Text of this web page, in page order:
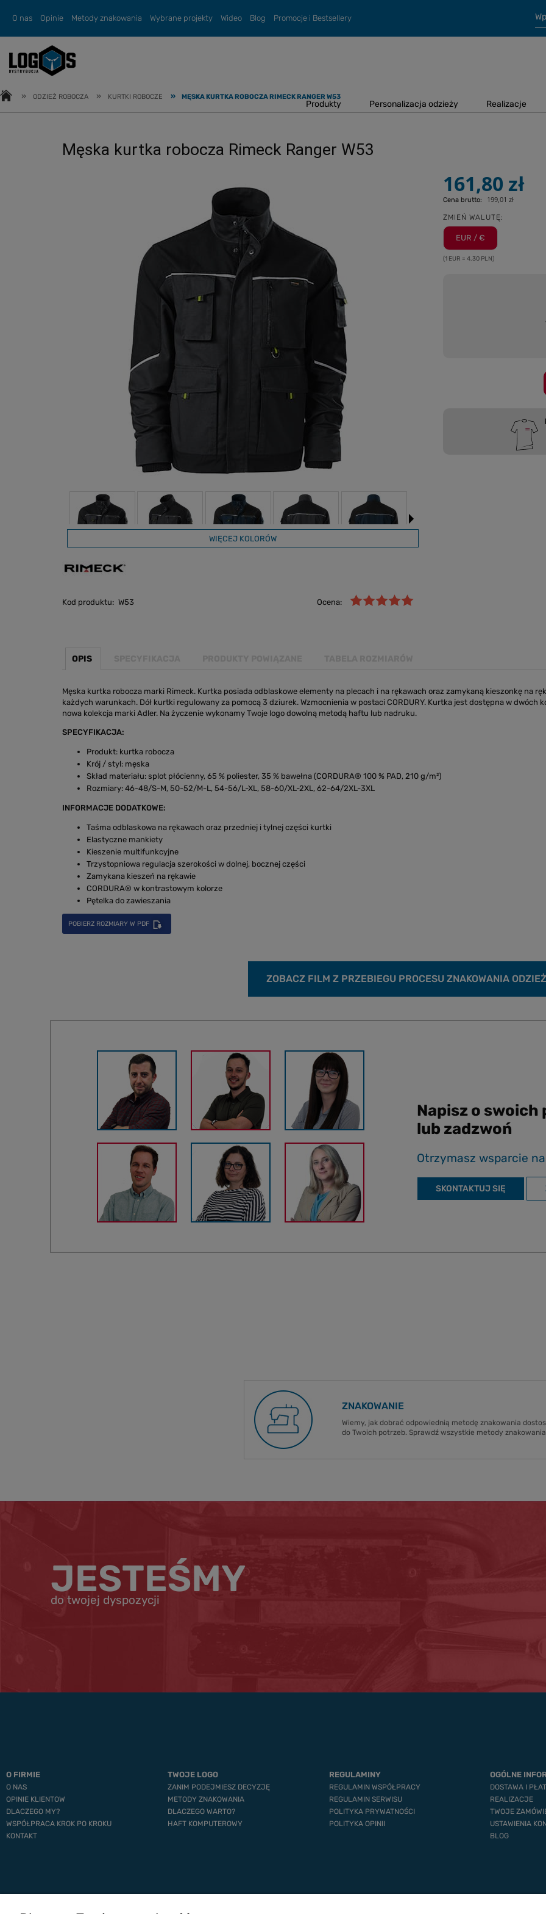
O nas Opinie Metody znakowania Wybrane projekty Wideo Blog Promocje i Bestsellery
Produkty Personalizacja odzieży Realizacje
» ODZIEŻ ROBOCZA » KURTKI ROBOCZE » MĘSKA KURTKA ROBOCZA RIMECK RANGER W53
Męska kurtka robocza Rimeck Ranger W53
WIĘCEJ KOLORÓW
Kod produktu: W53 Ocena:
161,80 zł
Cena brutto: 199,01 zł
ZMIEŃ WALUTĘ:
EUR / €
(1 EUR = 4.30 PLN)
OPIS
Męska kurtka robocza marki Rimeck. Kurtka posiada odblaskowe elementy na plecach i na rękawach oraz zamykaną kieszonkę na
każdych warunkach. Dół kurtki regulowany za pomocą 3 dziurek. Wzmocnienia w postaci CORDURY. Kurtka jest dostępna w
nowa kolekcja marki Adler. Na życzenie wykonamy Twoje logo dowolną metodą haftu lub nadruku.
SPECYFIKACJA:
Produkt: kurtka robocza
Krój / styl: męska
Skład materiału: splot płócienny, 65 % poliester, 35 % bawełna (CORDURA® 100 % PAD, 210 g/m²)
Rozmiary: 46-48/S-M, 50-52/M-L, 54-56/L-XL, 58-60/XL-2XL, 62-64/2XL-3XL
INFORMACJE DODATKOWE:
Taśma odblaskowa na rękawach oraz przedniej i tylnej części kurtki
Elastyczne mankiety
Kieszenie multifunkcyjne
Trzystopniowa regulacja szerokości w dolnej, bocznej części
Zamykana kieszeń na rękawie
CORDURA® w kontrastowym kolorze
Pętelka do zawieszania
POBIERZ ROZMIARY W PDF
ZOBACZ FILM Z PRZEBIEGU PROCESU ZNAKOWANIA
Napisz o
lub zadzwoń
Otrzymasz wsparcie
SKONTAKTUJ SIĘ
ZNAKOWANIE
Wiemy, jak dobrać odpowiednią metodę znakowania
do Twoich potrzeb. Sprawdź wszystkie metody
JESTEŚMY
do twojej dyspozycji
O FIRMIE
O NAS
OPINIE KLIENTOW
DLACZEGO MY?
WSPÓŁPRACA KROK PO KROKU
KONTAKT
TWOJE LOGO
ZANIM PODEJMIESZ DECYZJĘ
METODY ZNAKOWANIA
DLACZEGO WARTO?
HAFT KOMPUTEROWY
REGULAMINY
REGULAMIN WSPÓŁPRACY
REGULAMIN SERWISU
POLITYKA PRYWATNOŚCI
POLITYKA OPINII
OGÓLNE
DOSTAWA I
REALIZACJE
TWOJE
USTAWIENIA
BLOG